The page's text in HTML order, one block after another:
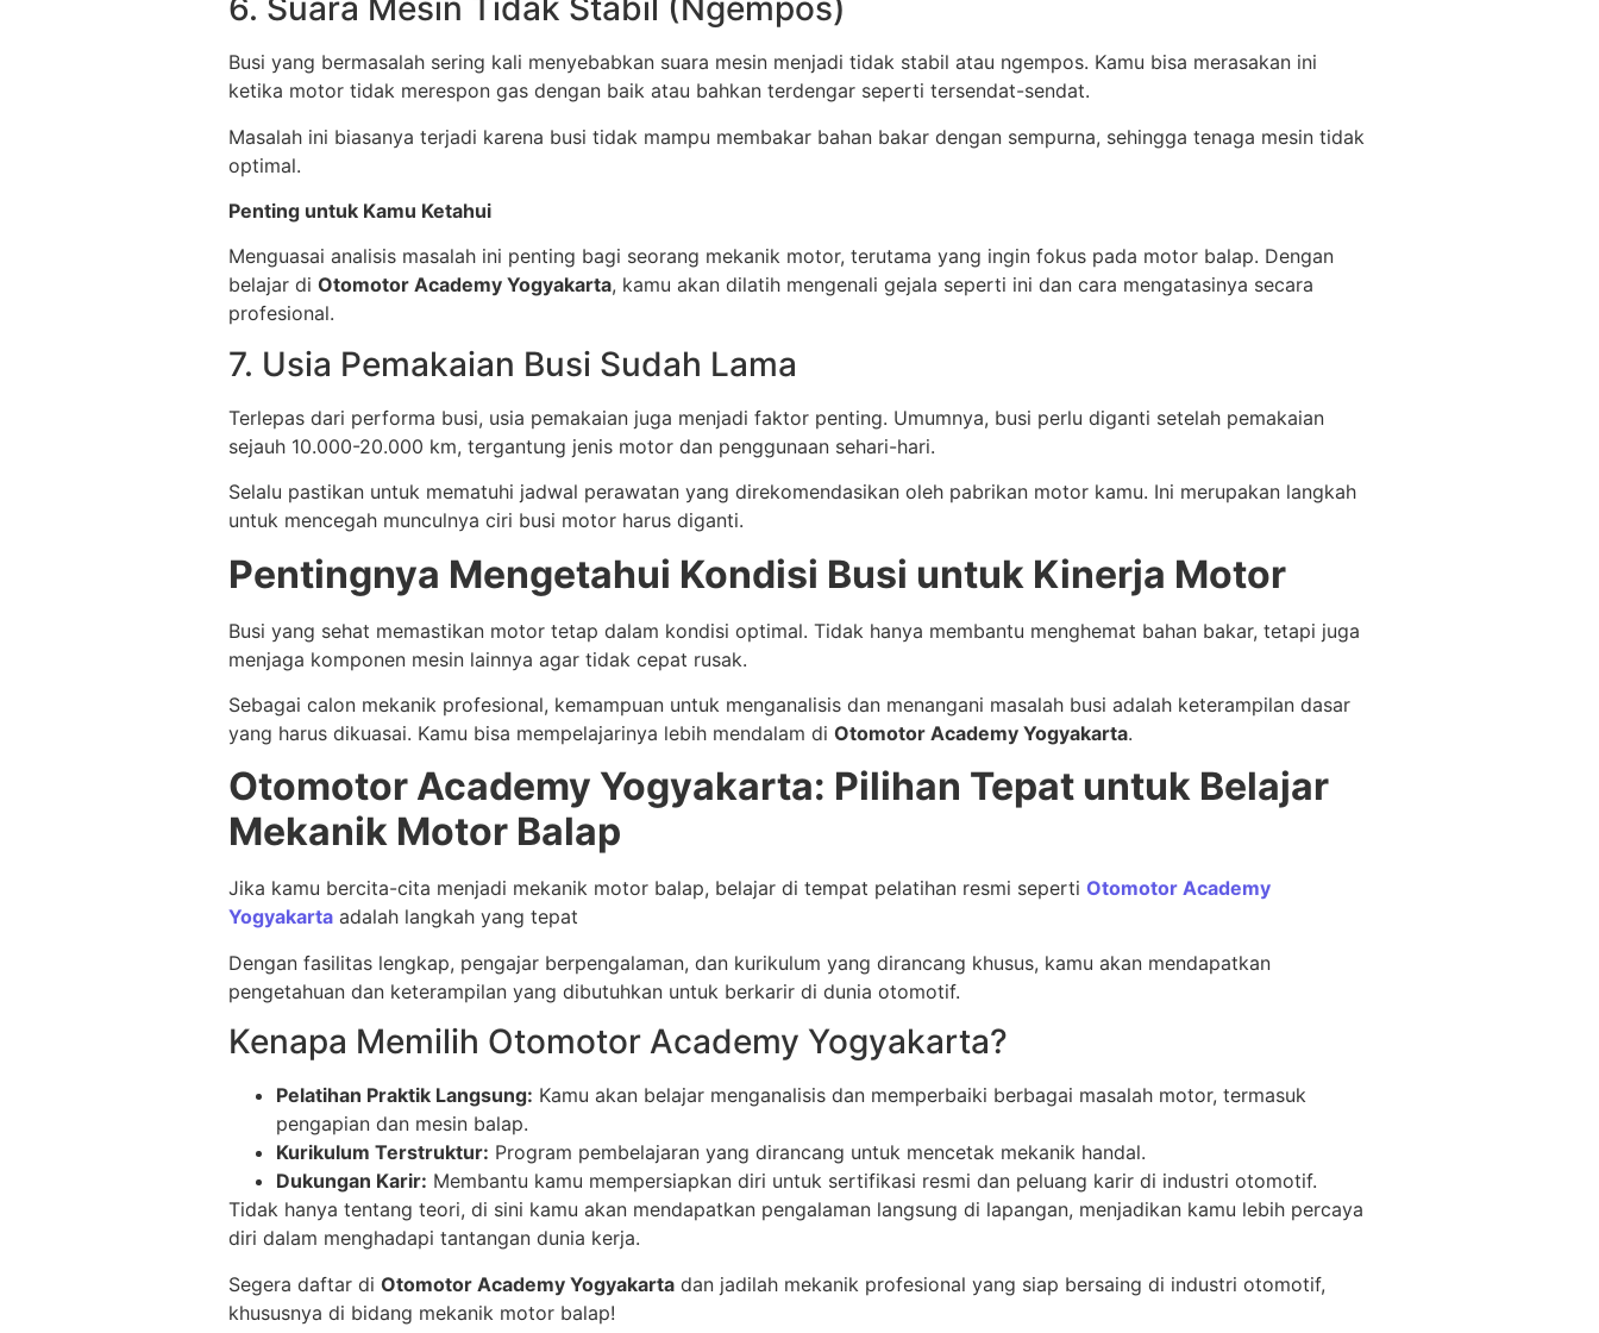
6. Suara Mesin Tidak Stabil (Ngempos)
Busi yang bermasalah sering kali menyebabkan suara mesin menjadi tidak stabil atau ngempos. Kamu bisa merasakan ini
ketika motor tidak merespon gas dengan baik atau bahkan terdengar seperti tersendat-sendat.
Masalah ini biasanya terjadi karena busi tidak mampu membakar bahan bakar dengan sempurna, sehingga tenaga mesin tidak
optimal.
Penting untuk Kamu Ketahui
Menguasai analisis masalah ini penting bagi seorang mekanik motor, terutama yang ingin fokus pada motor balap. Dengan
belajar di Otomotor Academy Yogyakarta, kamu akan dilatih mengenali gejala seperti ini dan cara mengatasinya secara
profesional.
7. Usia Pemakaian Busi Sudah Lama
Terlepas dari performa busi, usia pemakaian juga menjadi faktor penting. Umumnya, busi perlu diganti setelah pemakaian
sejauh 10.000-20.000 km, tergantung jenis motor dan penggunaan sehari-hari.
Selalu pastikan untuk mematuhi jadwal perawatan yang direkomendasikan oleh pabrikan motor kamu. Ini merupakan langkah
untuk mencegah munculnya ciri busi motor harus diganti.
Pentingnya Mengetahui Kondisi Busi untuk Kinerja Motor
Busi yang sehat memastikan motor tetap dalam kondisi optimal. Tidak hanya membantu menghemat bahan bakar, tetapi juga
menjaga komponen mesin lainnya agar tidak cepat rusak.
Sebagai calon mekanik profesional, kemampuan untuk menganalisis dan menangani masalah busi adalah keterampilan dasar
yang harus dikuasai. Kamu bisa mempelajarinya lebih mendalam di Otomotor Academy Yogyakarta.
Otomotor Academy Yogyakarta: Pilihan Tepat untuk Belajar
Mekanik Motor Balap
Jika kamu bercita-cita menjadi mekanik motor balap, belajar di tempat pelatihan resmi seperti Otomotor Academy
Yogyakarta adalah langkah yang tepat
Dengan fasilitas lengkap, pengajar berpengalaman, dan kurikulum yang dirancang khusus, kamu akan mendapatkan
pengetahuan dan keterampilan yang dibutuhkan untuk berkarir di dunia otomotif.
Kenapa Memilih Otomotor Academy Yogyakarta?
Pelatihan Praktik Langsung: Kamu akan belajar menganalisis dan memperbaiki berbagai masalah motor, termasuk
pengapian dan mesin balap.
Kurikulum Terstruktur: Program pembelajaran yang dirancang untuk mencetak mekanik handal.
Dukungan Karir: Membantu kamu mempersiapkan diri untuk sertifikasi resmi dan peluang karir di industri otomotif.
Tidak hanya tentang teori, di sini kamu akan mendapatkan pengalaman langsung di lapangan, menjadikan kamu lebih percaya
diri dalam menghadapi tantangan dunia kerja.
Segera daftar di Otomotor Academy Yogyakarta dan jadilah mekanik profesional yang siap bersaing di industri otomotif,
khususnya di bidang mekanik motor balap!